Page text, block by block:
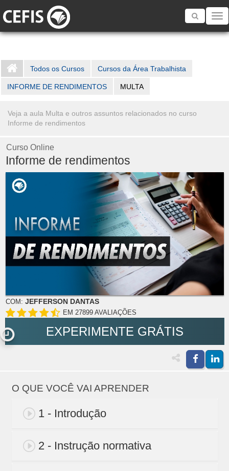
Toggle
Todos os Cursos Cursos da Área Trabalhista
INFORME DE RENDIMENTOS MULTA
Veja a aula Multa e outros assuntos relacionados no curso
Informe de rendimentos
Curso Online
Informe de rendimentos
COM: JEFFERSON DANTAS
EM 27899 AVALIAÇÕES
EXPERIMENTE GRÁTIS
O QUE VOCÊ VAI APRENDER
1 - Introdução
2 - Instrução normativa